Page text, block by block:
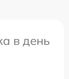
в день